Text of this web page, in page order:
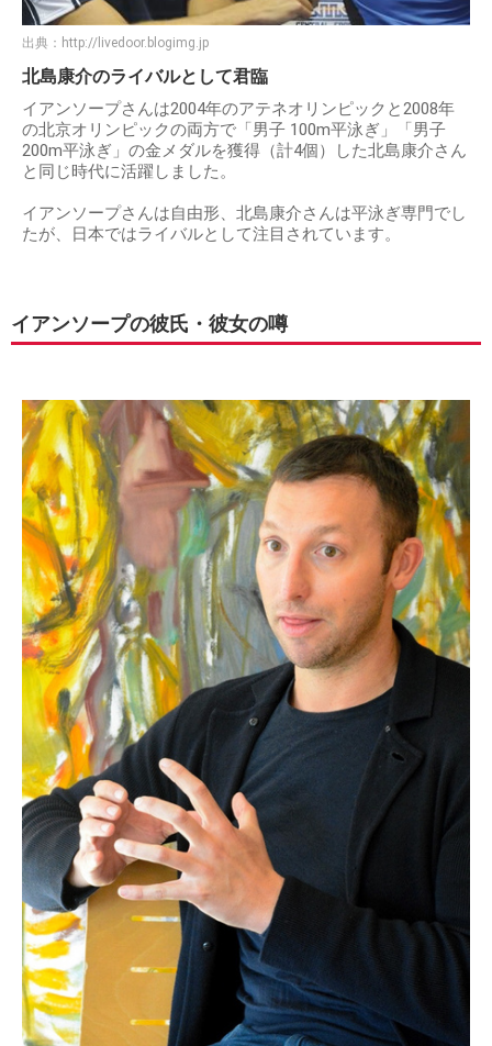
出典： http://livedoor.blogimg.jp
北島康介のライバルとして君臨
イアンソープさんは2004年のアテネオリンピックと2008年
の北京オリンピックの両方で「男子 100m平泳ぎ」「男子
200m平泳ぎ」の金メダルを獲得（計4個）した北島康介さん
と同じ時代に活躍しました。
イアンソープさんは自由形、北島康介さんは平泳ぎ専門でし
たが、日本ではライバルとして注目されています。
イアンソープの彼氏・彼女の噂